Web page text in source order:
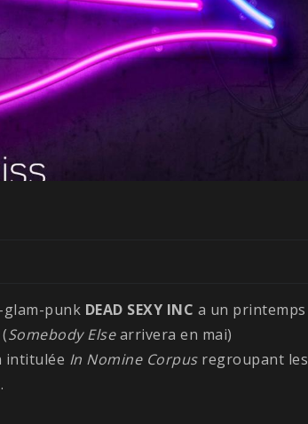
glam-punk DEAD SEXY INC a un printemps
Somebody Elsearrivera en mai)
intitulée In Nomine Corpusregroupant les